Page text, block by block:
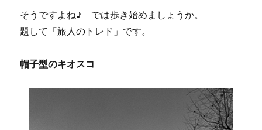
そうですよね♪ では歩き始めましょうか。
題して「旅人のトレド」です。
帽子型のキオスコ